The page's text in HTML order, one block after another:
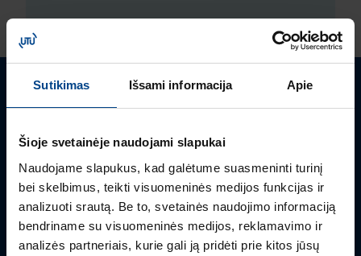
Sutikimas Išsami informacija Apie
Šioje svetainėje naudojami slapukai
Naudojame slapukus, kad galėtume suasmeninti turinį
bei skelbimus, teikti visuomeninės medijos funkcijas ir
analizuoti srautą. Be to, svetainės naudojimo informaciją
bendriname su visuomeninės medijos, reklamavimo ir
analizės partneriais, kurie gali ją pridėti prie kitos jūsų
Mielai atsakysime į Jums aktualius klausimus.